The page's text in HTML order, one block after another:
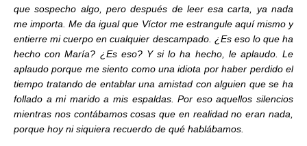
que sospecho algo, pero después de leer esa carta, ya nada
me importa. Me da igual que Víctor me estrangule aquí mismo y
entierre mi cuerpo en cualquier descampado. ¿Es eso lo que ha
hecho con María? ¿Es eso? Y si lo ha hecho, le aplaudo. Le
aplaudo porque me siento como una idiota por haber perdido el
tiempo tratando de entablar una amistad con alguien que se ha
follado a mi marido a mis espaldas. Por eso aquellos silencios
mientras nos contábamos cosas que en realidad no eran nada,
porque hoy ni siquiera recuerdo de qué hablábamos.